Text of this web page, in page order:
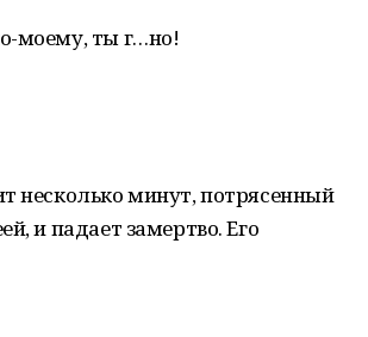
моему, ты г…но!
несколько минут, потрясенный
и падает замертво. Его